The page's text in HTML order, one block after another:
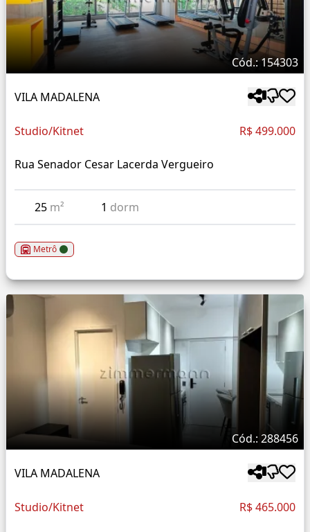
Cód.: 154303
VILA MADALENA
Studio/Kitnet R$ 499.000
Rua Senador Cesar Lacerda Vergueiro
25 m² 1 dorm
Metrô
Cód.: 288456
VILA MADALENA
Studio/Kitnet R$ 465.000